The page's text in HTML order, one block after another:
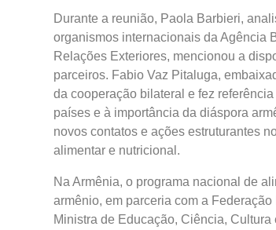
Durante a reunião, Paola Barbieri,
organismos internacionais da Agência
Relações Exteriores, mencionou a
parceiros. Fabio Vaz Pitaluga,
da cooperação bilateral e fez
países e à importância da diáspora
novos contatos e ações estruturantes
alimentar e nutricional.
Na Armênia, o programa nacional de
armênio, em parceria com a
Ministra de Educação, Ciência,